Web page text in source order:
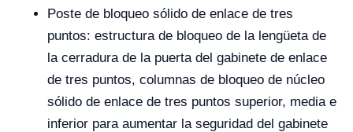
Poste de bloqueo sólido de enlace de tres
puntos: estructura de bloqueo de la lengüeta de
la cerradura de la puerta del gabinete de enlace
de tres puntos, columnas de bloqueo de núcleo
sólido de enlace de tres puntos superior, media e
inferior para aumentar la seguridad del gabinete